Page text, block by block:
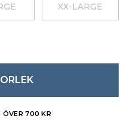
XX-LARGE
ÖVER 700 KR